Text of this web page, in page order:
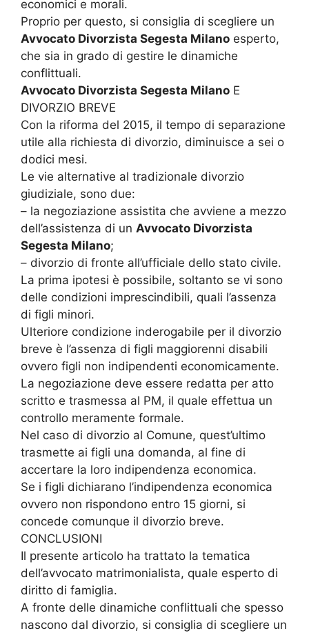
economici e morali.
Proprio per questo, si consiglia di scegliere un
Avvocato Divorzista Segesta Milano esperto,
che sia in grado di gestire le dinamiche
conflittuali.
Avvocato Divorzista Segesta Milano E
DIVORZIO BREVE
Con la riforma del 2015, il tempo di separazione
utile alla richiesta di divorzio, diminuisce a sei o
dodici mesi.
Le vie alternative al tradizionale divorzio
giudiziale, sono due:
– la negoziazione assistita che avviene a mezzo
dell’assistenza di un Avvocato Divorzista
Segesta Milano;
– divorzio di fronte all’ufficiale dello stato civile.
La prima ipotesi è possibile, soltanto se vi sono
delle condizioni imprescindibili, quali l’assenza
di figli minori.
Ulteriore condizione inderogabile per il divorzio
breve è l’assenza di figli maggiorenni disabili
ovvero figli non indipendenti economicamente.
La negoziazione deve essere redatta per atto
scritto e trasmessa al PM, il quale effettua un
controllo meramente formale.
Nel caso di divorzio al Comune, quest’ultimo
trasmette ai figli una domanda, al fine di
accertare la loro indipendenza economica.
Se i figli dichiarano l’indipendenza economica
ovvero non rispondono entro 15 giorni, si
concede comunque il divorzio breve.
CONCLUSIONI
Il presente articolo ha trattato la tematica
dell’avvocato matrimonialista, quale esperto di
diritto di famiglia.
A fronte delle dinamiche conflittuali che spesso
nascono dal divorzio, si consiglia di scegliere un